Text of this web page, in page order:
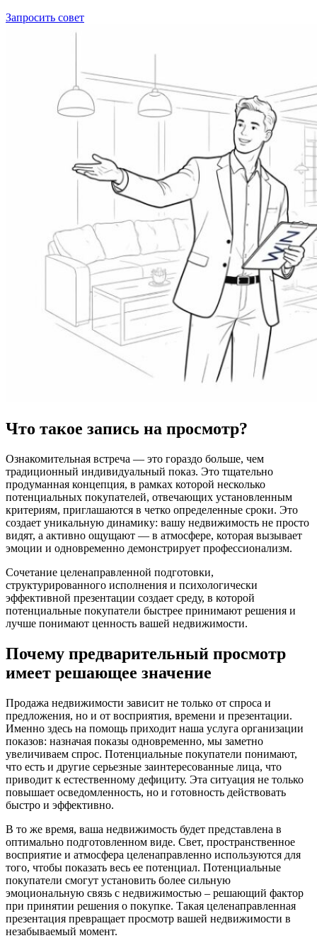
Запросить совет
Что такое запись на просмотр?
Ознакомительная встреча — это гораздо больше, чем
традиционный индивидуальный показ. Это тщательно
продуманная концепция, в рамках которой несколько
потенциальных покупателей, отвечающих установленным
критериям, приглашаются в четко определенные сроки. Это
создает уникальную динамику: вашу недвижимость не просто
видят, а активно ощущают — в атмосфере, которая вызывает
эмоции и одновременно демонстрирует профессионализм.
Сочетание целенаправленной подготовки,
структурированного исполнения и психологически
эффективной презентации создает среду, в которой
потенциальные покупатели быстрее принимают решения и
лучше понимают ценность вашей недвижимости.
Почему предварительный просмотр
имеет решающее значение
Продажа недвижимости зависит не только от спроса и
предложения, но и от восприятия, времени и презентации.
Именно здесь на помощь приходит наша услуга организации
показов: назначая показы одновременно, мы заметно
увеличиваем спрос. Потенциальные покупатели понимают,
что есть и другие серьезные заинтересованные лица, что
приводит к естественному дефициту. Эта ситуация не только
повышает осведомленность, но и готовность действовать
быстро и эффективно.
В то же время, ваша недвижимость будет представлена в
оптимально подготовленном виде. Свет, пространственное
восприятие и атмосфера целенаправленно используются для
того, чтобы показать весь ее потенциал. Потенциальные
покупатели смогут установить более сильную
эмоциональную связь с недвижимостью – решающий фактор
при принятии решения о покупке. Такая целенаправленная
презентация превращает просмотр вашей недвижимости в
незабываемый момент.